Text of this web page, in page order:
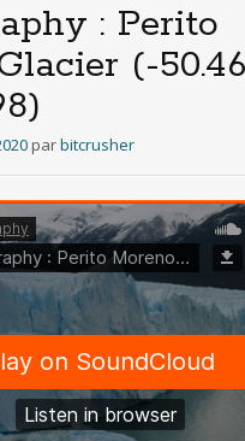
: Perito
(-
parbitcrusher